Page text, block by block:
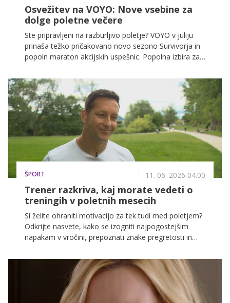
Osvežitev na VOYO: Nove vsebine za
dolge poletne večere
Ste pripravljeni na razburljivo poletje? VOYO v juliju
prinaša težko pričakovano novo sezono Survivorja in
popoln maraton akcijskih uspešnic. Popolna izbira za
svojem kavču.
ŠPORT 11. 06. 2026 04.00
Trener razkriva, kaj morate vedeti o
treningih v poletnih mesecih
Si želite ohraniti motivacijo za tek tudi med poletjem?
Odkrijte nasvete, kako se izogniti najpogostejšim
napakam v vročini, prepoznati znake pregretosti in
poln energije.